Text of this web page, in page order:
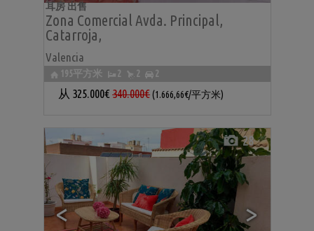
Zona Comercial Avda. Principal,
Catarroja,
Valencia
耳房 出售
195平方米 2 2 2
从 325.000€ 340.000€(1.666,66€/平方米)
< >
28